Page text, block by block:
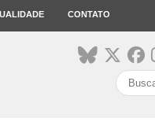
CONTATO